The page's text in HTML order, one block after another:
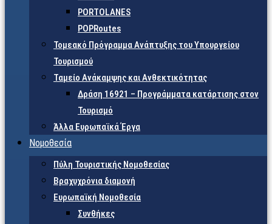
PORTOLANES
POPRoutes
Τομεακό Πρόγραμμα Ανάπτυξης του Υπουργείου
Τουρισμού
Ταμείο Ανάκαμψης και Ανθεκτικότητας
Δράση 16921 – Προγράμματα κατάρτισης στον
Τουρισμό
Άλλα Ευρωπαϊκά Έργα
Νομοθεσία
Πύλη Τουριστικής Νομοθεσίας
Βραχυχρόνια διαμονή
Ευρωπαϊκή Νομοθεσία
Συνθήκες